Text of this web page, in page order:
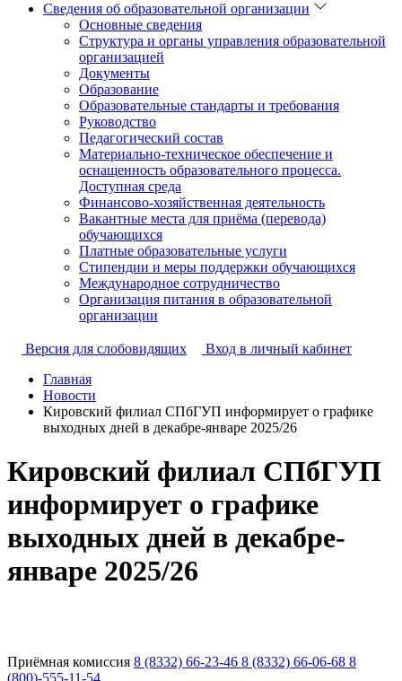
Сведения об образовательной организации
Основные сведения
Структура и органы управления образовательной
организацией
Документы
Образование
Образовательные стандарты и требования
Руководство
Педагогический состав
Материально-техническое обеспечение и
оснащенность образовательного процесса.
Доступная среда
Финансово-хозяйственная деятельность
Вакантные места для приёма (перевода)
обучающихся
Платные образовательные услуги
Стипендии и меры поддержки обучающихся
Международное сотрудничество
Организация питания в образовательной
организации
Версия для слобовидящих
Вход в личный кабинет
Главная
Новости
Кировский филиал СПбГУП информирует о графике
выходных дней в декабре-январе 2025/26
Кировский филиал СПбГУП
информирует о графике
выходных дней в декабре-
январе 2025/26
Приёмная комиссия 8 (8332) 66-23-46 8 (8332) 66-06-68 8
(800)-555-11-54